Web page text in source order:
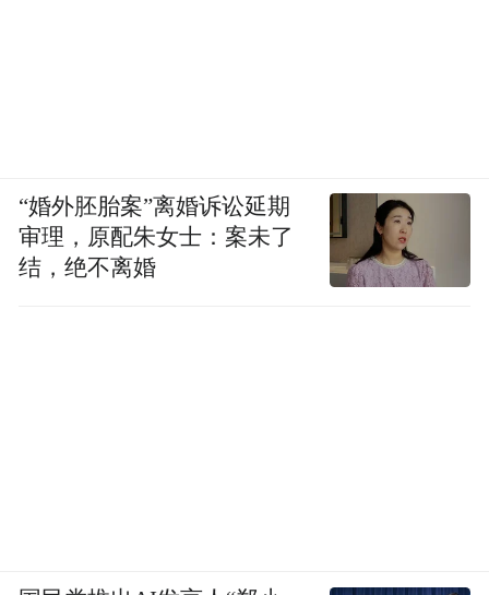
“婚外胚胎案”离婚诉讼延期
审理，原配朱女士：案未了
结，绝不离婚